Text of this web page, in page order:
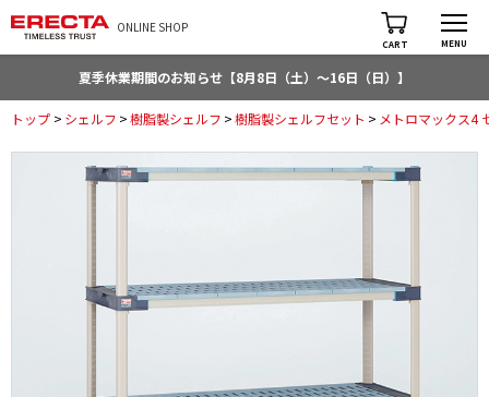
ONLINE SHOP
CART MENU
夏季休業期間のお知らせ【8月8日（土）～16日（日）】
トップ > シェルフ >樹脂製シェルフ >樹脂製シェルフセット > メトロマックス4